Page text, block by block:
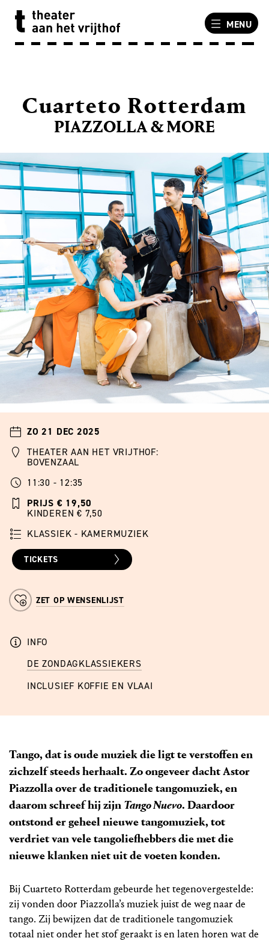
MENU
PIAZZOLLA & MORE
Cuarteto Rotterdam
Tango, dat is oude muziek die ligt te verstoffen en
zichzelf steeds herhaalt. Zo ongeveer dacht Astor
Piazzolla over de traditionele tangomuziek, en
daarom schreef hij zijn Tango Nuevo. Daardoor
ontstond er geheel nieuwe tangomuziek, tot
verdriet van vele tangoliefhebbers die met die
nieuwe klanken niet uit de voeten konden.
Bij Cuarteto Rotterdam gebeurde het tegenovergestelde:
zij vonden door Piazzolla’s muziek juist de weg naar de
tango. Zij bewijzen dat de traditionele tangomuziek
totaal niet onder het stof geraakt is en laten horen wat de
ZO 21 DEC 2025
THEATER AAN HET VRIJTHOF:
BOVENZAAL
11:30 - 12:35
PRIJS € 19,50
KINDEREN € 7,50
KLASSIEK - KAMERMUZIEK
TICKETS
ZET OP WENSENLIJST
INFO
DE ZONDAGKLASSIEKERS
INCLUSIEF KOFFIE EN VLAAI